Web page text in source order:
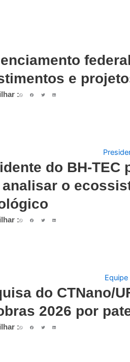
e
:
do BH-TEC
analisar o
:
do CTNano/
2026 por
: